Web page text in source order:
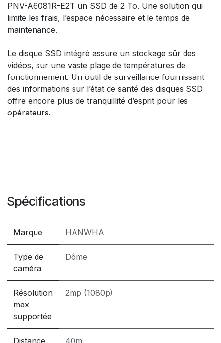
PNV-A6081R-E2T un SSD de 2 To. Une solution qui
limite les frais, l’espace nécessaire et le temps de
maintenance.
Le disque SSD intégré assure un stockage sûr des
vidéos, sur une vaste plage de températures de
fonctionnement. Un outil de surveillance fournissant
des informations sur l’état de santé des disques SSD
offre encore plus de tranquillité d’esprit pour les
opérateurs.
Spécifications
Marque HANWHA
Type de
caméra
Dôme
Résolution
max
supportée
2mp (1080p)
Distance 40m